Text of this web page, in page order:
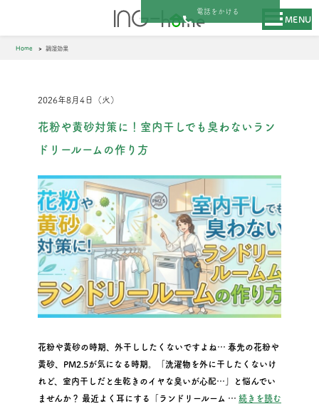
MENU
Home 調湿効果
2026年8月4日（火）
花粉や黄砂対策に！室内干しでも臭わないラン
ドリールームの作り方
花粉や黄砂の時期、外干ししたくないですよね… 春先の花粉や
黄砂、PM2.5が気になる時期。「洗濯物を外に干したくないけ
れど、室内干しだと生乾きのイヤな臭いが心配…」と悩んでい
ませんか？ 最近よく耳にする「ランドリールーム … 続きを読む“花粉や
電話をかける